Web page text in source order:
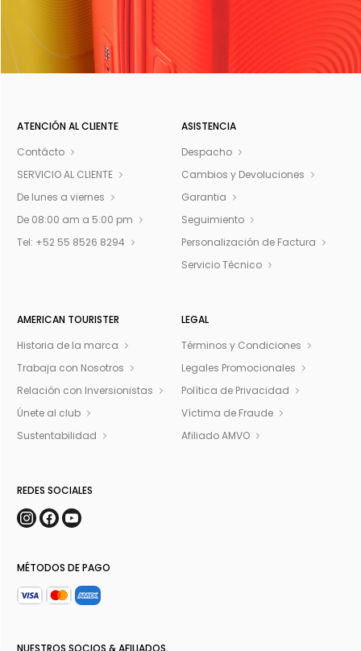
ATENCIÓN AL CLIENTE
Contácto
SERVICIO AL CLIENTE
De lunes a viernes
De 08:00 am a 5:00 pm
Tel: +52 55 8526 8294
ASISTENCIA
Despacho
Cambios y Devoluciones
Garantia
Seguimiento
Personalización de Factura
Servicio Técnico
AMERICAN TOURISTER
Historia de la marca
Trabaja con Nosotros
Relación con Inversionistas
Únete al club
Sustentabilidad
LEGAL
Términos y Condiciones
Legales Promocionales
Política de Privacidad
Víctima de Fraude
Afiliado AMVO
REDES SOCIALES
MÉTODOS DE PAGO
NUESTROS SOCIOS & AFILIADOS